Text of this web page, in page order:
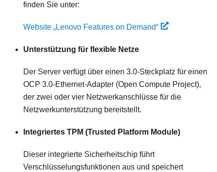
finden Sie unter:
Website „Lenovo Features on Demand“
Unterstützung für flexible Netze
Der Server verfügt über einen 3.0-Steckplatz für einen
OCP 3.0-Ethernet-Adapter (Open Compute Project),
der zwei oder vier Netzwerkanschlüsse für die
Netzwerkunterstützung bereitstellt.
Integriertes TPM (Trusted Platform Module)
Dieser integrierte Sicherheitschip führt
Verschlüsselungsfunktionen aus und speichert